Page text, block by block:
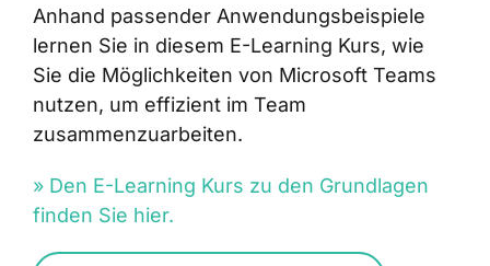
Anhand passender Anwendungsbeispiele
lernen Sie in diesem E-Learning Kurs, wie
Sie die Möglichkeiten von Microsoft Teams
nutzen, um effizient im Team
zusammenzuarbeiten.
» Den E-Learning Kurs zu den Grundlagen
finden Sie hier.